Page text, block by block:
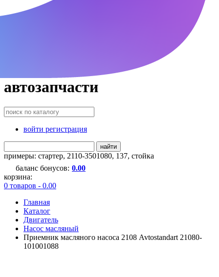
автозапчасти
войти регистрация
найти
примеры: стартер, 2110-3501080, 137, стойка
баланс бонусов: 0.00
корзина:
0 товаров - 0.00
Главная
Каталог
Двигатель
Насос масляный
Приемник масляного насоса 2108 Avtostandart 21080-
101001088